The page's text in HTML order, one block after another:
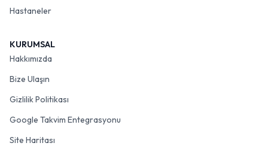
Hastaneler
KURUMSAL
Hakkımızda
Bize Ulaşın
Gizlilik Politikası
Google Takvim Entegrasyonu
Site Haritası